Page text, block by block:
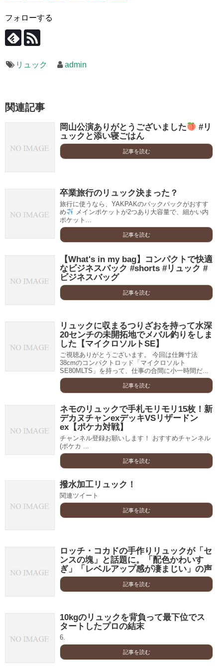
フォローする
リュック admin
関連記事
岡山公演ありがとうございました
#リ
ュックと添い寝ごはん
記事を読む
卒業旅行のリュック決まった？
旅行に使うなら、YAKPAKのバックパックがおすす
め
メインポケットが2つあり大容量で、細かい内
ポケット...
記事を読む
【What's in my bag】コンパクトで快適
なビジネスバック #shorts #リュック #
ビジネスバッグ
記事を読む
リュックに収まるつりざおを持って水深
20センチの未開拓地でメバル釣りをしま
した【マイクロソルトSE】
ご視聴ありがとうございます。 今回は仕舞寸法
38cmのコンパクトロッド「マイクロソルト
SE80MLTS」を持って、仕事の合間に小一時間だ...
記事を読む
ネモのリュックで手札モリモリ15枚！新
デカヌチャンexデッキVSリザードン
ex【ポケカ対戦】
チャンネル登録お願いします！ おすすめチャンネル
(ポケカ ...
記事を読む
撥水加工リュック！
関連ツイート
記事を読む
ロッチ・コカドの手作りリュックが「セ
ンスの塊」と話題に。「配色かわいす
ぎ」「レベルアップ感が凄まじい」の声
記事を読む
10kgのリュックを背負って最下位でス
タートしたプロの結末
6.
記事を読む